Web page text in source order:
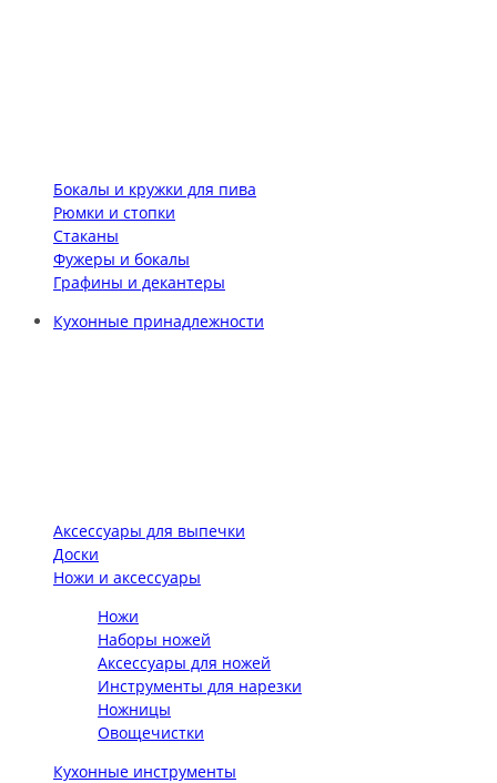
Бокалы и кружки для пива
Рюмки и стопки
Стаканы
Фужеры и бокалы
Графины и декантеры
Кухонные принадлежности
Аксессуары для выпечки
Доски
Ножи и аксессуары
Ножи
Наборы ножей
Аксессуары для ножей
Инструменты для нарезки
Ножницы
Овощечистки
Кухонные инструменты